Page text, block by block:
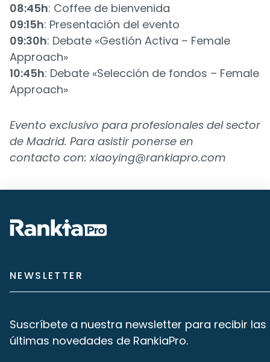
08:45h: Coffee de bienvenida
09:15h: Presentación del evento
09:30h: Debate «Gestión Activa – Female
Approach»
10:45h: Debate «Selección de fondos – Female
Approach»
Evento exclusivo para profesionales del sector
de Madrid. Para asistir ponerse en
contacto con:xiaoying@rankiapro.com
NEWSLETTER
Suscríbete a nuestra newsletter para recibir las
últimas novedades de RankiaPro.